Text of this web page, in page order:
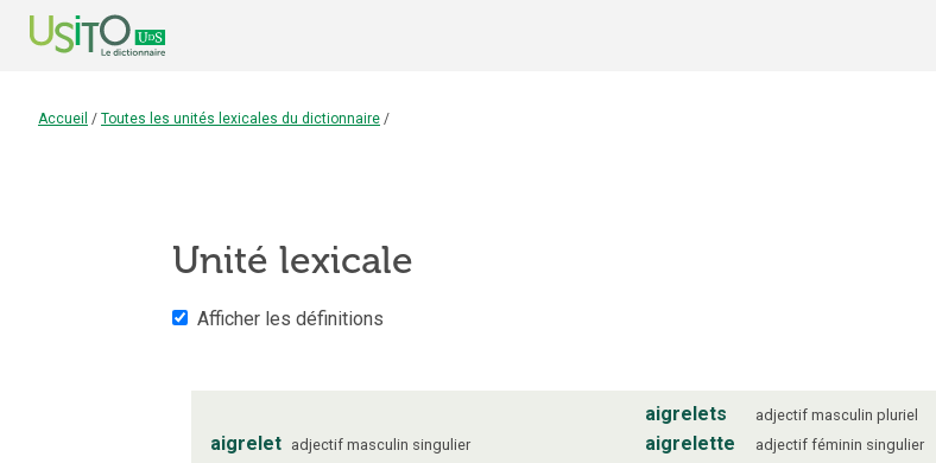
Accueil / Toutes les unités lexicales du dictionnaire /
Unité lexicale
Afficher les définitions
aigrelet adjectif masculin singulier
aigrelets adjectif masculin pluriel
aigrelette adjectif féminin singulier